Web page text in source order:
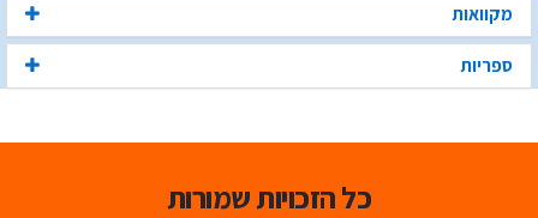
מקוואות
ספריות
כל הזכויות שמורות